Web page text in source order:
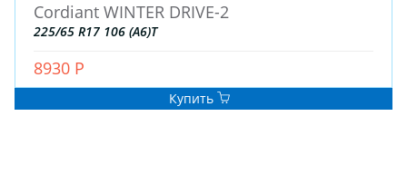
Cordiant WINTER DRIVE-2
225/65 R17 106 (A6)T
8930 Р
Купить